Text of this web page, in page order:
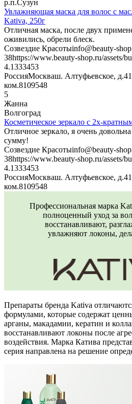
р.п.Сузун
Увлажняющая маска для волос с
Kativa, 250г
Отличная маска, после двух
оживились, обрели блеск.
Созвездие Красотыinfo@beauty-
38https://www.beauty-shop.ru/assets/
4.1333453
РоссияМоскваш. Алтуфьевское,
ком.8109548
5
Жанна
Волгоград
Косметическое зеркало с 2х-
Отличное зеркало, я очень
сумму!
Созвездие Красотыinfo@beauty-
38https://www.beauty-shop.ru/assets/
4.1333453
РоссияМоскваш. Алтуфьевское,
ком.8109548
Профессиональная марка
полноценный уход за
восстанавливают,
увлажняют локоны,
Препараты бренда Kativa
формулами, которые содержат
арганы, макадамии, кератин и
восстанавливают локоны после
воздействия. Марка Катива
серия направлена на решение